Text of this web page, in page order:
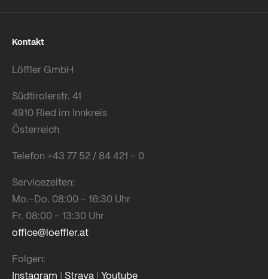
Kontakt
Löffler GmbH
Südtirolerstr. 41
4910 Ried im Innkreis
Österreich
Telefon +43 77 52 / 84 421 – 0
Servicezeiten:
Mo.–Do. 08:00 – 16:30 Uhr
Fr. 08:00 – 13:30 Uhr
office@loeffler.at
Folgen:
Instagram | Strava | Youtube